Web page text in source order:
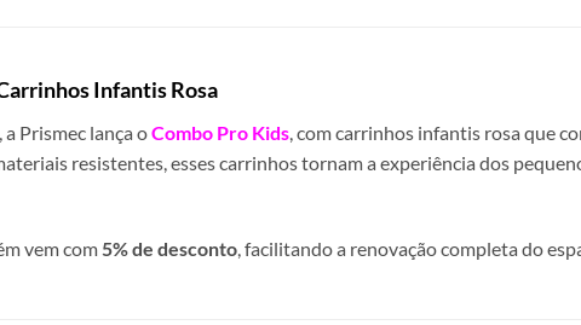
Infantis Rosa
Prismec lança oCombo Pro Kids, com carrinhos infantis rosa que
resistentes, esses carrinhos tornam a experiência dos
vem com5% de desconto, facilitando a renovação completa do